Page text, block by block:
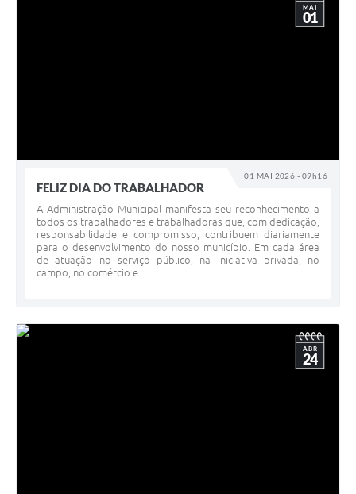
01 MAI 2026 - 09h16
MAI
01
FELIZ DIA DO TRABALHADOR
A Administração Municipal manifesta seu reconhecimento a
todos os trabalhadores e trabalhadoras que, com dedicação,
responsabilidade e compromisso, contribuem diariamente
para o desenvolvimento do nosso município. Em cada área
de atuação no serviço público, na iniciativa privada, no
campo, no comércio e...
ABR
24